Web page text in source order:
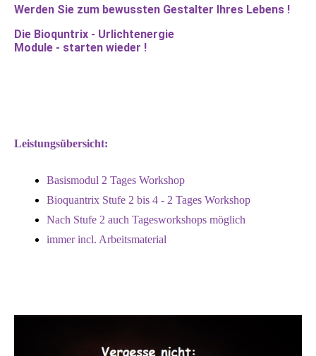
Werden Sie zum bewussten Gestalter Ihres Lebens !
Die Bioquntrix - Urlichtenergie
Module - starten wieder !
Leistungsübersicht:
Basismodul 2 Tages Workshop
Bioquantrix Stufe 2 bis 4 - 2 Tages Workshop
Nach Stufe 2 auch Tagesworkshops möglich
immer incl. Arbeitsmaterial